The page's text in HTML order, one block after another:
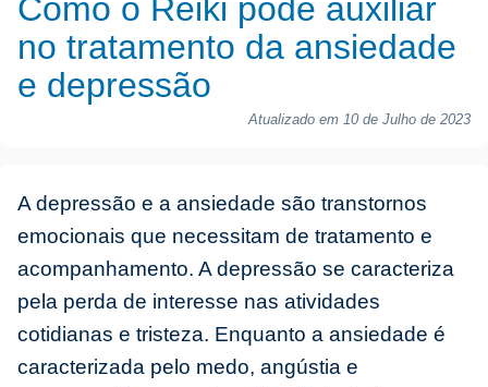
Como o Reiki pode auxiliar
no tratamento da ansiedade
e depressão
Atualizado em 10 de Julho de 2023
A depressão e a ansiedade são transtornos
emocionais que necessitam de tratamento e
acompanhamento. A depressão se caracteriza
pela perda de interesse nas atividades
cotidianas e tristeza. Enquanto a ansiedade é
caracterizada pelo medo, angústia e